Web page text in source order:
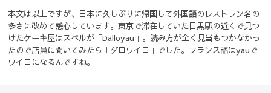
本文は以上ですが、日本に久しぶりに帰国して外国語のレストラン名の
多さに改めて感心しています。東京で滞在していた目黒駅の近くで見つ
けたケーキ屋はスペルが「Dalloyau」。読み方が全く見当もつかなかっ
たので店員に聞いてみたら「ダロワイヨ」でした。フランス語はyauで
ワイヨになるんですね。